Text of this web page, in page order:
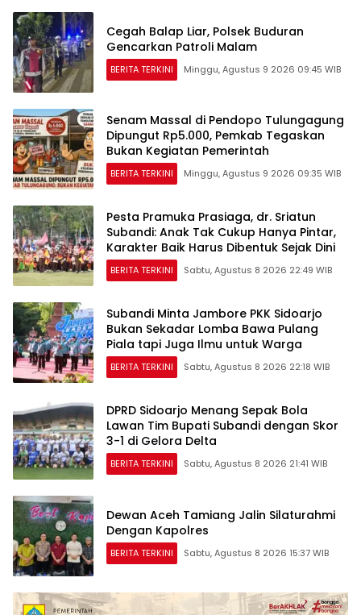
Cegah Balap Liar, Polsek Buduran
Gencarkan Patroli Malam
BERITA TERKINI Minggu, Agustus 9 2026 09:45 WIB
Senam Massal di Pendopo Tulungagung
Dipungut Rp5.000, Pemkab Tegaskan
Bukan Kegiatan Pemerintah
BERITA TERKINI Minggu, Agustus 9 2026 09:35 WIB
Pesta Pramuka Prasiaga, dr. Sriatun
Subandi: Anak Tak Cukup Hanya Pintar,
Karakter Baik Harus Dibentuk Sejak Dini
BERITA TERKINI Sabtu, Agustus 8 2026 22:49 WIB
Subandi Minta Jambore PKK Sidoarjo
Bukan Sekadar Lomba Bawa Pulang
Piala tapi Juga Ilmu untuk Warga
BERITA TERKINI Sabtu, Agustus 8 2026 22:18 WIB
DPRD Sidoarjo Menang Sepak Bola
Lawan Tim Bupati Subandi dengan Skor
3-1 di Gelora Delta
BERITA TERKINI Sabtu, Agustus 8 2026 21:41 WIB
Dewan Aceh Tamiang Jalin Silaturahmi
Dengan Kapolres
BERITA TERKINI Sabtu, Agustus 8 2026 15:37 WIB